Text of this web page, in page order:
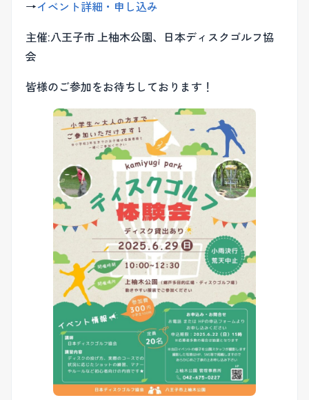
→イベント詳細・申し込み
主催:八王子市 上柚木公園、日本ディスクゴルフ協
会
皆様のご参加をお待ちしております！